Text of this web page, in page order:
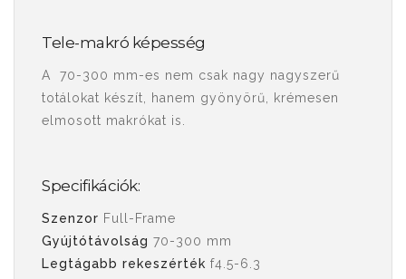
Tele-makró képesség
A 70-300 mm-es nem csak nagy nagyszerű
totálokat készít, hanem gyönyörű, krémesen
elmosott makrókat is.
Specifikációk:
Szenzor Full-Frame
Gyújtótávolság 70-300 mm
Legtágabb rekeszérték f4.5-6.3